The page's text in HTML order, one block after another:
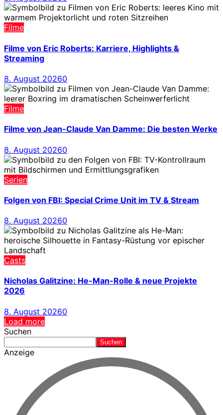
Filme
Filme von Eric Roberts: Karriere, Highlights &
Streaming
8. August 20260
Filme
Filme von Jean-Claude Van Damme: Die besten Werke
8. August 20260
Serien
Folgen von FBI: Special Crime Unit im TV & Stream
8. August 20260
Casts
Nicholas Galitzine: He-Man-Rolle & neue Projekte
2026
8. August 20260
Load more
Suchen
Suchen
Anzeige